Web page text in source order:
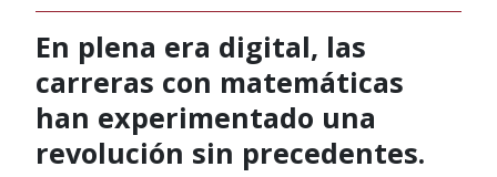
En plena era digital, las
carreras con matemáticas
han experimentado una
revolución sin precedentes.